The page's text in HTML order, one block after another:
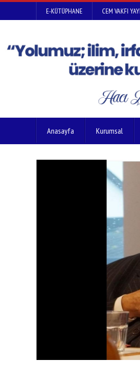
E-KÜTÜPHANE CEM VAKFI
Anasayfa Kurumsal